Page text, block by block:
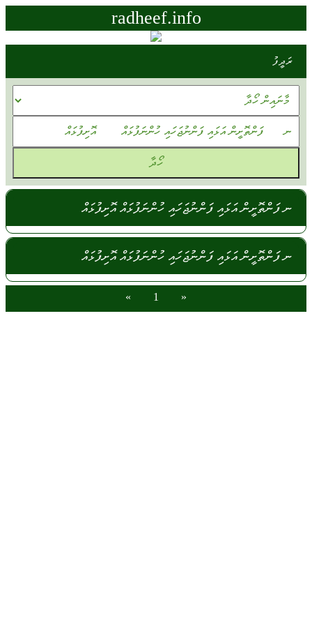
radheef.info
ރަދީފު
ނ ފަންތޮށީން އަޅައި ފަންނުޖަހައި ހުންނަފުޅައް އޮށިފުޅައް
ނ ފަންތޮށީން އަޅައި ފަންނުޖަހައި ހުންނަފުޅައް އޮށިފުޅައް
«
1
»